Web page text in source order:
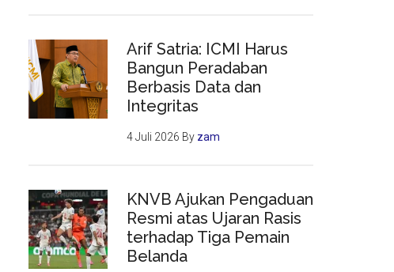
Arif Satria: ICMI Harus
Bangun Peradaban
Berbasis Data dan
Integritas
4 Juli 2026 By zam
KNVB Ajukan Pengaduan
Resmi atas Ujaran Rasis
terhadap Tiga Pemain
Belanda